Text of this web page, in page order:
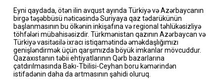
Eyni qaydada, ötən ilin avqust ayında Türkiyə və Azərbaycanın
birgə təşəbbüsü nəticəsində Suriyaya qaz tədarükünün
başlanmasının bu ölkənin inkişafına və regional təhlükəsizliyə
töhfələri mübahisəsizdir. Türkmənistan qazının Azərbaycan və
Türkiyə vasitəsilə ixracı istiqamətində əməkdaşlığımızı
genişləndirmək üçün qarşımızda böyük imkanlar mövcuddur.
Qazaxıstanın təbii ehtiyatlarının Qərb bazarlarına
çatdırılmasında Bakı-Tbilisi-Ceyhan boru kəmərindən
istifadənin daha da artmasının şahidi oluruq.